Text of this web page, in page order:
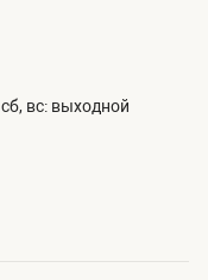
сб, вс: выходной